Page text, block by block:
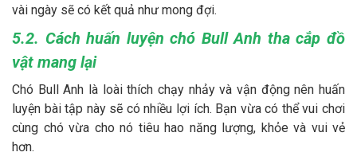
vài ngày sẽ có kết quả như mong đợi.
5.2. Cách huấn luyện chó Bull Anh tha cắp đồ
vật mang lại
Chó Bull Anh là loài thích chạy nhảy và vận động nên huấn
luyện bài tập này sẽ có nhiều lợi ích. Bạn vừa có thể vui chơi
cùng chó vừa cho nó tiêu hao năng lượng, khỏe và vui vẻ
hơn.